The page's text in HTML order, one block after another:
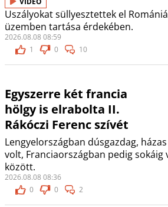
Uszályokat süllyesztettek el
üzemben tartása érdekében.
2026.08.08 08:59
1
0 10
Egyszerre két francia
hölgy is elrabolta II.
Rákóczi Ferenc szívét
Lengyelországban dúsgazdag,
volt, Franciaországban pedig
között.
2026.08.08 08:36
0
0 2